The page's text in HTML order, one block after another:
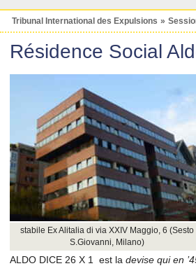
Tribunal International des Expulsions »
Résidence Social
stabile Ex Alitalia di via XXIV Maggio, 6 (Sesto
S.Giovanni, Milano)
ALDO DICE 26 X 1 est la devise qui en